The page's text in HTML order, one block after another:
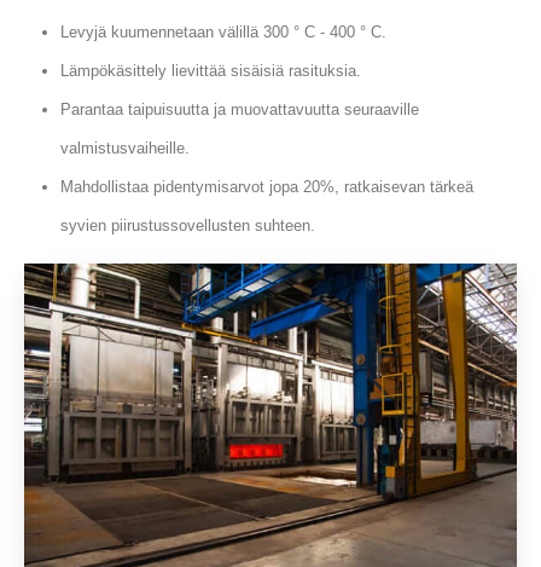
Levyjä kuumennetaan välillä 300 ° C - 400 ° C.
Lämpökäsittely lievittää sisäisiä rasituksia.
Parantaa taipuisuutta ja muovattavuutta seuraaville
valmistusvaiheille.
Mahdollistaa pidentymisarvot jopa 20%, ratkaisevan tärkeä
syvien piirustussovellusten suhteen.